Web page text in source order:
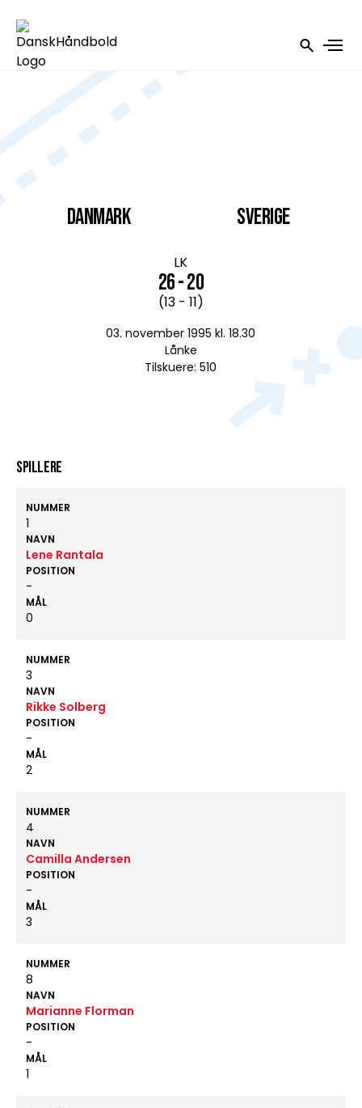
DANMARK
LK
26 - 20
(13 - 11)
03. november 1995 kl. 18.30
Lånke
Tilskuere: 510
Sverige
Spillere
NUMMER
1
NAVN
Lene Rantala
POSITION
-
MÅL
0
NUMMER
3
NAVN
Rikke Solberg
POSITION
-
MÅL
2
NUMMER
4
NAVN
Camilla Andersen
POSITION
-
MÅL
3
NUMMER
8
NAVN
Marianne Florman
POSITION
-
MÅL
1